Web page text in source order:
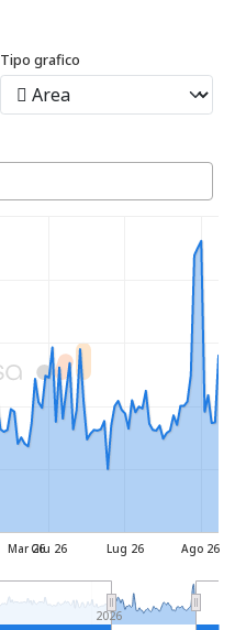
Tipo grafico
2026
Mar 26 Lug 26
Giu 26 Ago 26